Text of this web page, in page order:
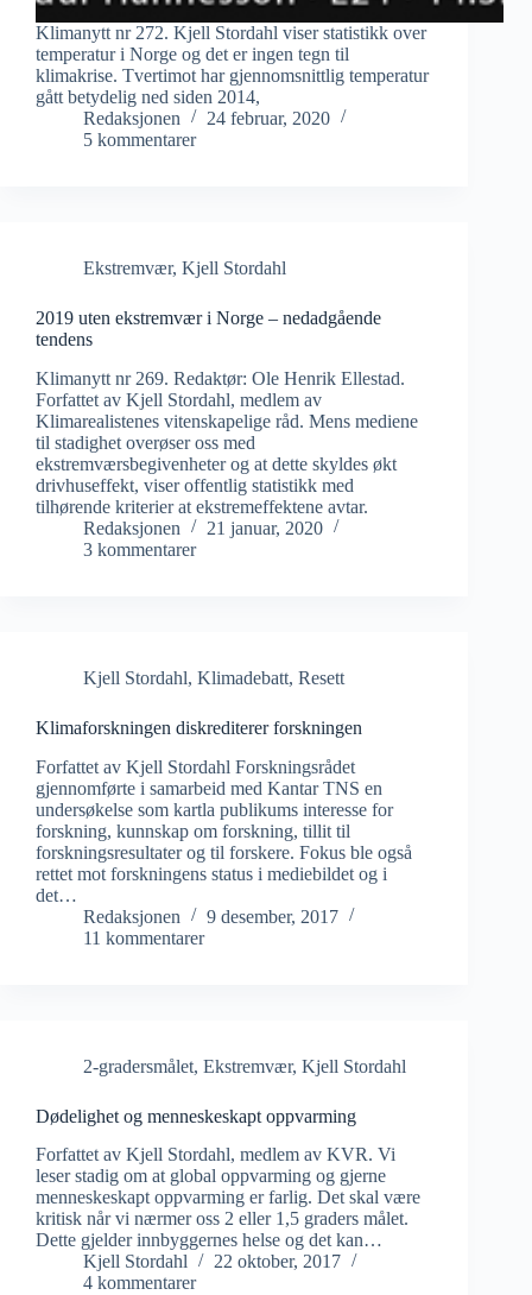
Klimanytt nr 272. Kjell Stordahl viser statistikk over
temperatur i Norge og det er ingen tegn til
klimakrise. Tvertimot har gjennomsnittlig temperatur
gått betydelig ned siden 2014,
Redaksjonen
24 februar, 2020
5 kommentarer
Ekstremvær, Kjell Stordahl
2019 uten ekstremvær i Norge – nedadgående
tendens
Klimanytt nr 269. Redaktør: Ole Henrik Ellestad.
Forfattet av Kjell Stordahl, medlem av
Klimarealistenes vitenskapelige råd. Mens mediene
til stadighet overøser oss med
ekstremværsbegivenheter og at dette skyldes økt
drivhuseffekt, viser offentlig statistikk med
tilhørende kriterier at ekstremeffektene avtar.
Redaksjonen
21 januar, 2020
3 kommentarer
Kjell Stordahl, Klimadebatt, Resett
Klimaforskningen diskrediterer forskningen
Forfattet av Kjell Stordahl Forskningsrådet
gjennomførte i samarbeid med Kantar TNS en
undersøkelse som kartla publikums interesse for
forskning, kunnskap om forskning, tillit til
forskningsresultater og til forskere. Fokus ble også
rettet mot forskningens status i mediebildet og i
det…
Redaksjonen
9 desember, 2017
11 kommentarer
2-gradersmålet, Ekstremvær, Kjell Stordahl
Dødelighet og menneskeskapt oppvarming
Forfattet av Kjell Stordahl, medlem av KVR. Vi
leser stadig om at global oppvarming og gjerne
menneskeskapt oppvarming er farlig. Det skal være
kritisk når vi nærmer oss 2 eller 1,5 graders målet.
Dette gjelder innbyggernes helse og det kan…
Kjell Stordahl
22 oktober, 2017
4 kommentarer